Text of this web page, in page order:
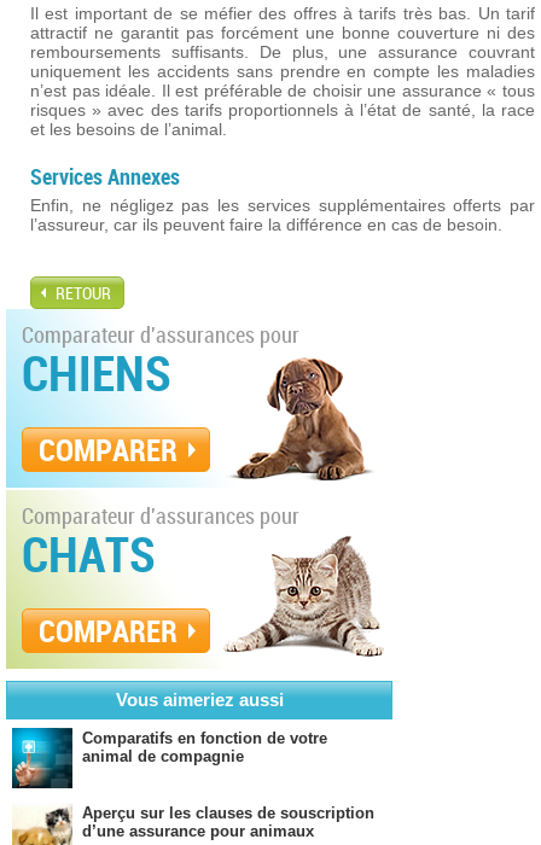
Il est important de se méfier des offres à tarifs très bas. Un tarif
attractif ne garantit pas forcément une bonne couverture ni des
remboursements suffisants. De plus, une assurance couvrant
uniquement les accidents sans prendre en compte les maladies
n’est pas idéale. Il est préférable de choisir une assurance « tous
risques » avec des tarifs proportionnels à l’état de santé, la race
et les besoins de l’animal.
Services Annexes
Enfin, ne négligez pas les services supplémentaires offerts par
l’assureur, car ils peuvent faire la différence en cas de besoin.
RETOUR
Comparateur d'assurances pour
CHIENS
COMPARER
Comparateur d'assurances pour
CHATS
COMPARER
Vous aimeriez aussi
Comparatifs en fonction de votre
animal de compagnie
Aperçu sur les clauses de souscription
d’une assurance pour animaux